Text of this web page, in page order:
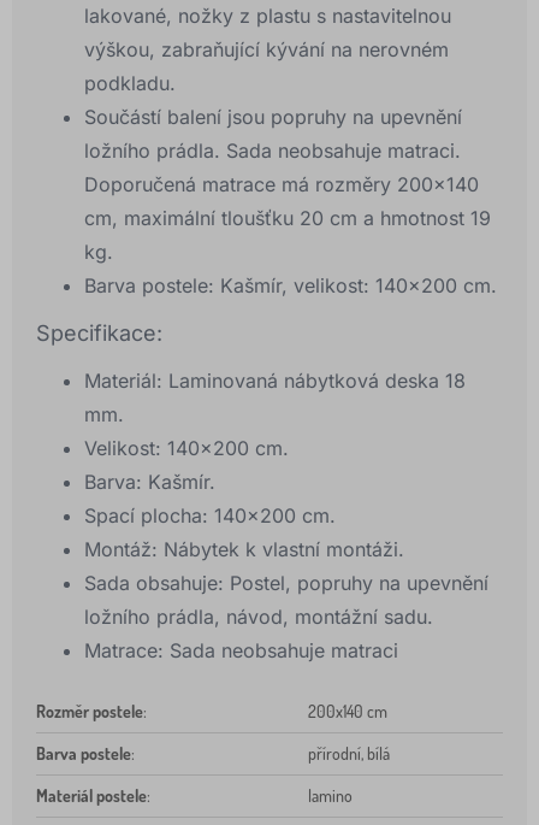
lakované, nožky z plastu s nastavitelnou
výškou, zabraňující kývání na nerovném
podkladu.
Součástí balení jsou popruhy na upevnění
ložního prádla. Sada neobsahuje matraci.
Doporučená matrace má rozměry 200×140
cm, maximální tloušťku 20 cm a hmotnost 19
kg.
Barva postele: Kašmír, velikost: 140×200 cm.
Specifikace:
Materiál: Laminovaná nábytková deska 18
mm.
Velikost: 140x200 cm.
Barva: Kašmír.
Spací plocha: 140x200 cm.
Montáž: Nábytek k vlastní montáži.
Sada obsahuje: Postel, popruhy na upevnění
ložního prádla, návod, montážní sadu.
Matrace: Sada neobsahuje matraci
Rozměr postele: 200x140 cm
Barva postele: přírodní, bílá
Materiál postele: lamino